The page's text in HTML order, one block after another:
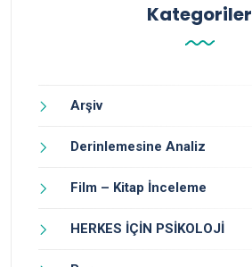
Kategoriler
Arşiv
Derinlemesine Analiz
Film – Kitap İnceleme
HERKES İÇİN PSİKOLOJİ